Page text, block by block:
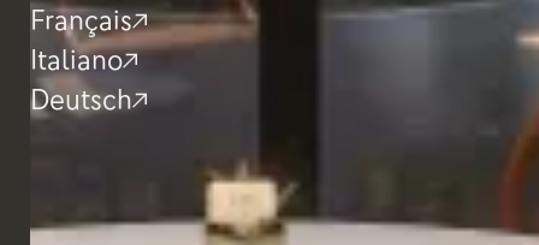
Français
Italiano
Deutsch